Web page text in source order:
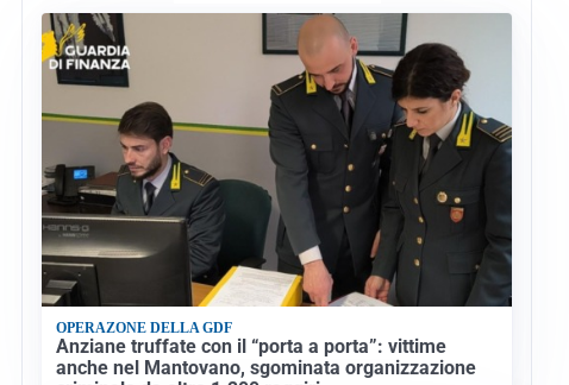
OPERAZONE DELLA GDF
Anziane truffate con il “porta a porta”: vittime
anche nel Mantovano, sgominata organizzazione